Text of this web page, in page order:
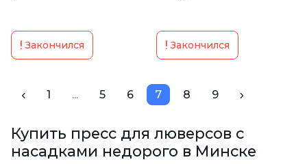
Закончился Закончился
1 ... 5 6 7 8 9
Купить пресс для люверсов с
насадками недорого в Минске